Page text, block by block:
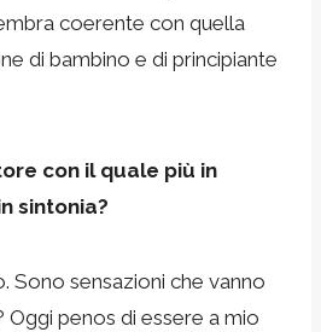
coerente con quella
di bambino e di principiante
con il quale più in
sintonia?
Sono sensazioni che vanno
penos di essere a mio